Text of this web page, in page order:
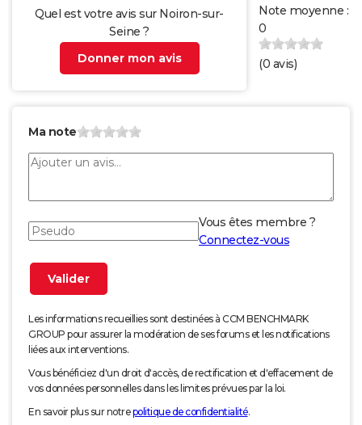
Quel est votre avis sur Noiron-sur-
Seine ?
Donner mon avis
Note moyenne :
0
(0 avis)
Ma note
Vous êtes membre ?
Connectez-vous
Les informations recueillies sont destinées à CCM BENCHMARK
GROUP pour assurer la modération de ses forums et les notifications
liées aux interventions.
Vous bénéficiez d'un droit d'accès, de rectification et d'effacement de
vos données personnelles dans les limites prévues par la loi.
En savoir plus sur notrepolitique de confidentialité.